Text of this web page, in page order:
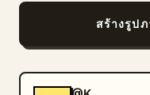
สร้างรูป